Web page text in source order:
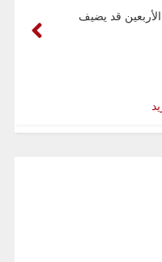
قد يضيف